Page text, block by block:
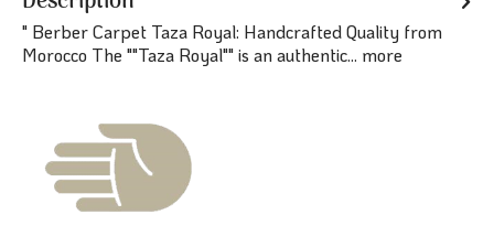
" Berber Carpet Taza Royal: Handcrafted Quality from
Morocco The ""Taza Royal"" is an authentic... more